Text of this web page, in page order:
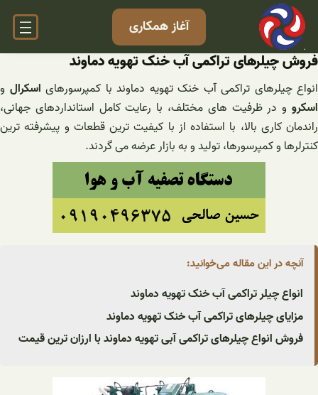
رفتن
محتوا
آغاز همکاری
فروش چیلرهای تراکمی آب خنک تهویه دماوند
انواع چیلرهای تراکمی آب خنک تهویه دماوند با کمپرسورهای اسکرال و
اسکرو و در ظرفیت های مختلف، با رعایت کامل استانداردهای جهانی،
راندمان کاری بالا، با استفاده از با کیفیت ترین قطعات و پیشرفته ترین
کنترلرها و کمپرسورها، تولید و به بازار عرضه می گردند.
آنچه در این مقاله می‌خوانید:
انواع چیلر تراکمی آب خنک تهویه دماوند
مزایای چیلرهای تراکمی آب خنک تهویه دماوند
فروش انواع چیلرهای تراکمی آبی تهویه دماوند با ارزان ترین قیمت